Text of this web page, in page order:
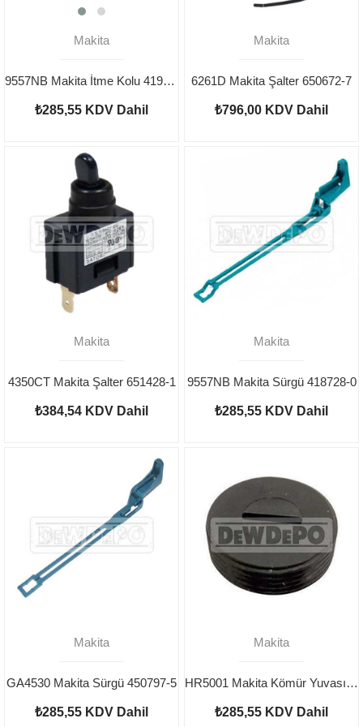
Makita
9557NB Makita İtme Kolu 419566-3
₺285,55 KDV Dahil
Makita
6261D Makita Şalter 650672-7
₺796,00 KDV Dahil
Makita
4350CT Makita Şalter 651428-1
₺384,54 KDV Dahil
Makita
9557NB Makita Sürgü 418728-0
₺285,55 KDV Dahil
Makita
GA4530 Makita Sürgü 450797-5
₺285,55 KDV Dahil
Makita
HR5001 Makita Kömür Yuvası Kapağı 643650-4
₺285,55 KDV Dahil